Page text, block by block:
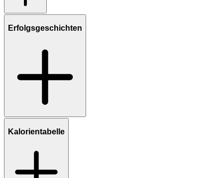
Erfolgsgeschichten
Kalorientabelle